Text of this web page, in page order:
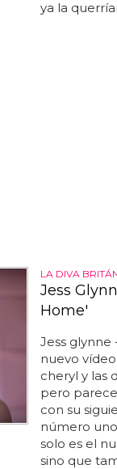
ya la
LA DIVA
Jess
Home'
Jess glynne
nuevo
cheryl y las
pero
con su
número
solo es el
sino que